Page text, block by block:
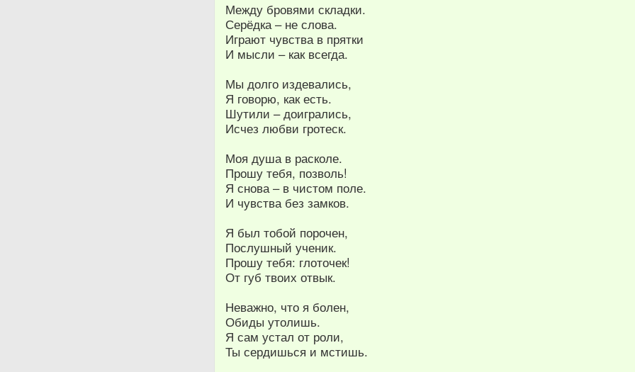
Между бровями складки.
Серёдка – не слова.
Играют чувства в прятки
И мысли – как всегда.
Мы долго издевались,
Я говорю, как есть.
Шутили – доигрались,
Исчез любви гротеск.
Моя душа в расколе.
Прошу тебя, позволь!
Я снова – в чистом поле.
И чувства без замков.
Я был тобой порочен,
Послушный ученик.
Прошу тебя: глоточек!
От губ твоих отвык.
Неважно, что я болен,
Обиды утолишь.
Я сам устал от роли,
Ты сердишься и мстишь.